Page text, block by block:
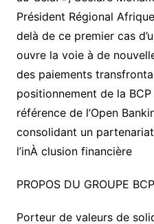
Président Régional
delà de ce premier cas
ouvre la voie à de
des paiements
positionnement de la
référence de l’Open
consolidant un
l’inÀ clusion financière
PROPOS DU GROUPE BCP
Porteur de valeurs de